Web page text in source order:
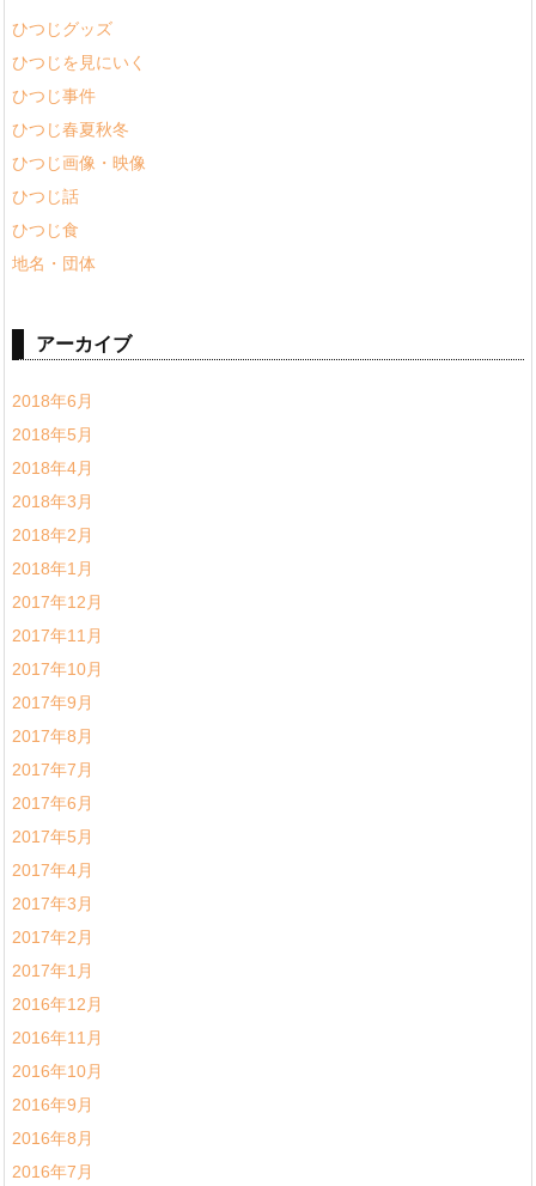
ひつじグッズ
ひつじを見にいく
ひつじ事件
ひつじ春夏秋冬
ひつじ画像・映像
ひつじ話
ひつじ食
地名・団体
アーカイブ
2018年6月
2018年5月
2018年4月
2018年3月
2018年2月
2018年1月
2017年12月
2017年11月
2017年10月
2017年9月
2017年8月
2017年7月
2017年6月
2017年5月
2017年4月
2017年3月
2017年2月
2017年1月
2016年12月
2016年11月
2016年10月
2016年9月
2016年8月
2016年7月